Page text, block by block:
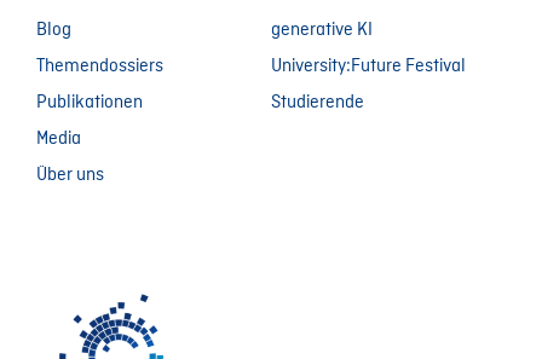
Blog
Themendossiers
Publikationen
Media
Über uns
generative KI
University:Future Festival
Studierende